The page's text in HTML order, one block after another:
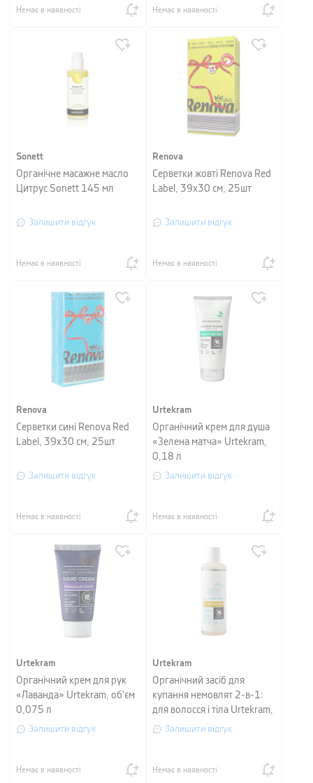
Немає в наявності Немає в наявності
Sonett
Органічне масажне масло
Цитрус Sonett 145 мл
Залишити відгук
Немає в наявності
Renova
Серветки жовті Renova Red
Label, 39х30 см, 25шт
Залишити відгук
Немає в наявності
Renova
Серветки сині Renova Red
Label, 39х30 см, 25шт
Залишити відгук
Немає в наявності
Urtekram
Органічний крем для душа
«Зелена матча» Urtekram,
0,18 л
Залишити відгук
Немає в наявності
Urtekram
Органічний крем для рук
«Лаванда» Urtekram, об'єм
0,075 л
Залишити відгук
Немає в наявності
Urtekram
Органічний засіб для
купання немовлят 2-в-1:
для волосся і тіла Urtekram,
об'єм 0,25 л
Залишити відгук
Немає в наявності